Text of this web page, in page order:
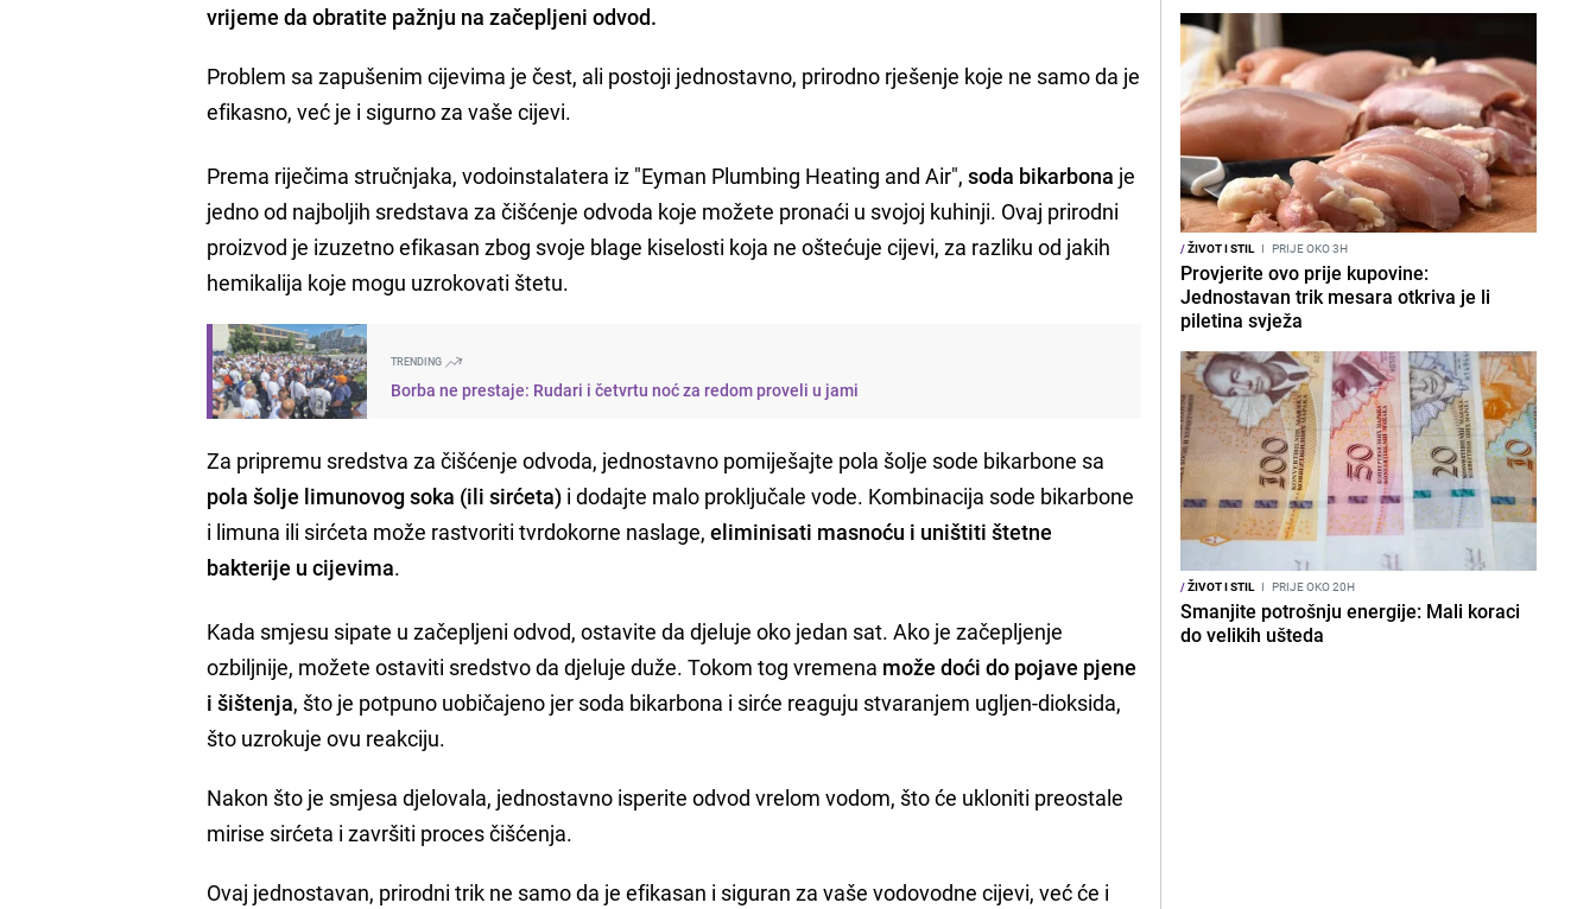
vrijeme da obratite pažnju na začepljeni odvod.
Problem sa zapušenim cijevima je čest, ali postoji jednostavno, prirodno rješenje koje ne samo da je
efikasno, već je i sigurno za vaše cijevi.
Prema riječima stručnjaka, vodoinstalatera iz "Eyman Plumbing Heating and Air",soda bikarbona je
jedno od najboljih sredstava za čišćenje odvoda koje možete pronaći u svojoj kuhinji. Ovaj prirodni
proizvod je izuzetno efikasan zbog svoje blage kiselosti koja ne oštećuje cijevi, za razliku od jakih
hemikalija koje mogu uzrokovati štetu.
TRENDING
Borba ne prestaje: Rudari i četvrtu noć za redom proveli u jami
Za pripremu sredstva za čišćenje odvoda, jednostavno pomiješajte pola šolje sode bikarbone sa
pola šolje limunovog soka (ili sirćeta) i dodajte malo proključale vode. Kombinacija sode bikarbone
i limuna ili sirćeta može rastvoriti tvrdokorne naslage,eliminisati masnoću i uništiti štetne
bakterije u cijevima.
Kada smjesu sipate u začepljeni odvod, ostavite da djeluje oko jedan sat. Ako je začepljenje
ozbiljnije, možete ostaviti sredstvo da djeluje duže. Tokom tog vremena može doći do pojave pjene
i šištenja, što je potpuno uobičajeno jer soda bikarbona i sirće reaguju stvaranjem ugljen-dioksida,
što uzrokuje ovu reakciju.
Nakon što je smjesa djelovala, jednostavno isperite odvod vrelom vodom, što će ukloniti preostale
mirise sirćeta i završiti proces čišćenja.
Ovaj jednostavan, prirodni trik ne samo da je efikasan i siguran za vaše vodovodne cijevi, već će i
/ŽIVOT I STIL I PRIJE OKO 3H
Provjerite ovo prije kupovine:
Jednostavan trik mesara otkriva je li
piletina svježa
/ŽIVOT I STIL I PRIJE OKO 20H
Smanjite potrošnju energije: Mali koraci
do velikih ušteda